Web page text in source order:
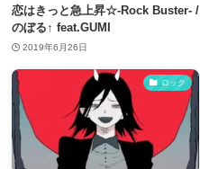
恋はきっと急上昇☆-Rock Buster- /
のぼる↑ feat.GUMI
2019年6月26日
ロック